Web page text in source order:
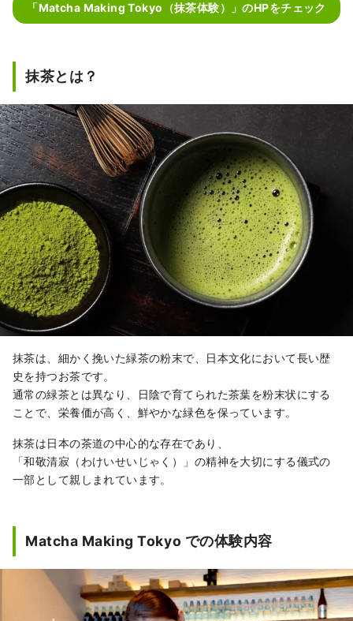
「Matcha Making Tokyo（抹茶体験）」のHPをチェック
抹茶とは？
抹茶は、細かく挽いた緑茶の粉末で、日本文化において長い歴
史を持つお茶です。
通常の緑茶とは異なり、日陰で育てられた茶葉を粉末状にする
ことで、栄養価が高く、鮮やかな緑色を保っています。
抹茶は日本の茶道の中心的な存在であり、
「和敬清寂（わけいせいじゃく）」の精神を大切にする儀式の
一部として親しまれています。
Matcha Making Tokyo での体験内容